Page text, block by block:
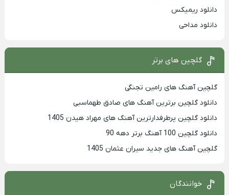
دانلود ریمیکس
دانلود مداحی
گلچین های برتر
گلچین آهنگ های رامین تجنگی
دانلود گلچین برترین آهنگ های صادق طهماسبی
دانلود گلچین پرطرفدارترین آهنگ های مهراد هیدن 1405
دانلود گلچین 100 آهنگ برتر دهه 90
گلچین آهنگ های جدید سیران عثمان 1405
خوانندگان